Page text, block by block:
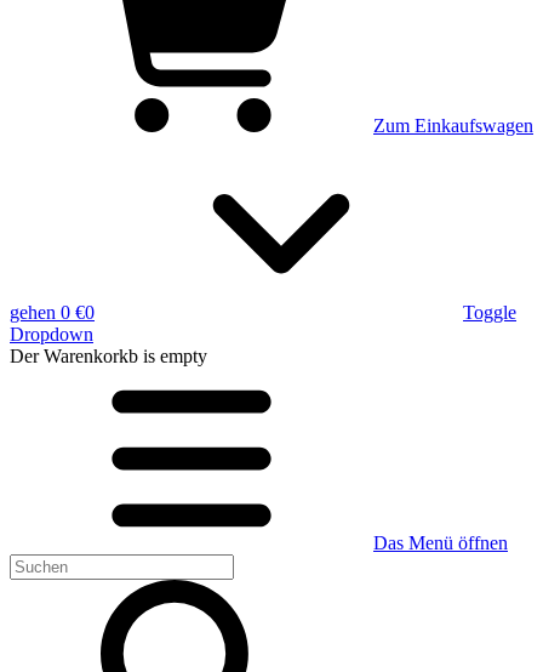
Zum Einkaufswagen
gehen 0 €0
Toggle
Dropdown
Der Warenkorkb is empty
Das Menü öffnen